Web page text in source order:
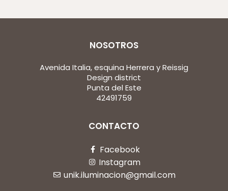
NOSOTROS
Avenida Italia, esquina Herrera y Reissig
Design district
Punta del Este
42491759
CONTACTO
Facebook
Instagram
unik.iluminacion@gmail.com